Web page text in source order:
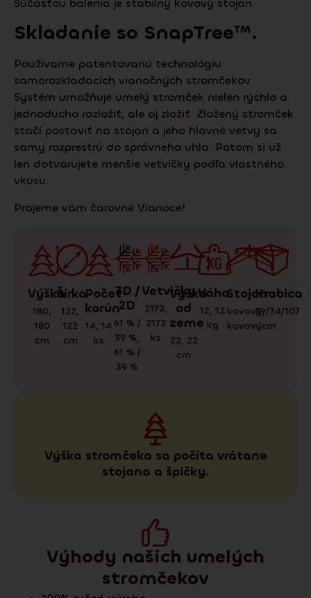
Súčasťou balenia je stabilný kovový stojan.
Skladanie so SnapTree™.
Používame patentovanú technológiu
samorozkladacích vianočných stromčekov.
Systém umožňuje umelý stromček nielen rýchlo a
jednoducho rozložiť, ale aj zložiť. Zložený stromček
stačí postaviť na stojan a jeho hlavné vetvy sa
samy rozprestrú do správneho uhla. Potom si už
len dotvarujete menšie vetvičky podľa vlastného
vkusu.
Prajeme vám čarovné Vianoce!
Výška
180,
180
cm
Šírka
122,
122
cm
Počet
korún
14,14
ks
3D /
2D
61 % /
39 %,
61 % /
39 %
Vetvičky
2173,
2173
ks
Výška
od
zeme
22, 22
cm
Váha
12, 12
kg
Stojan
kovový,
kovový
Krabica
39/34/107
cm
Výška stromčeka sa počíta vrátane
stojana a špičky.
Výhody našich umelých
stromčekov